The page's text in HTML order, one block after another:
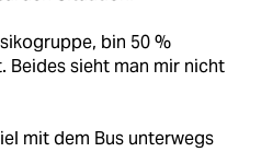
bin 50 %
Beides sieht man mir nicht
mit dem Bus unterwegs